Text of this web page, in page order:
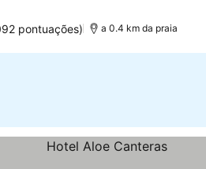
pontuações) a 0.4 km da praia